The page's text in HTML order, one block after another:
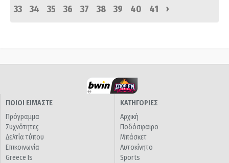
33
34 35 36 37 38 39 40 41 ›
ΠΟΙΟΙ ΕΙΜΑΣΤΕ
Πρόγραμμα
Συχνότητες
Δελτία τύπου
Επικοινωνία
Greece Is
ΚΑΤΗΓΟΡΙΕΣ
Αρχική
Ποδόσφαιρο
Μπάσκετ
Αυτοκίνητο
Sports